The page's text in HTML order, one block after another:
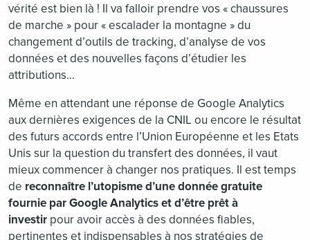
vérité est bien là ! Il va falloir prendre vos « chaussures
de marche » pour « escalader la montagne » du
changement d’outils de tracking, d’analyse de vos
données et des nouvelles façons d’étudier les
attributions…
Même en attendant une réponse de Google Analytics
aux dernières exigences de la CNIL ou encore le résultat
des futurs accords entre l’Union Européenne et les Etats
Unis sur la question du transfert des données, il vaut
mieux commencer à changer nos pratiques. Il est temps
de reconnaître l’utopisme d’une donnée gratuite
fournie par Google Analytics et d’être prêt à
investir pour avoir accès à des données fiables,
pertinentes et indispensables à nos stratégies de